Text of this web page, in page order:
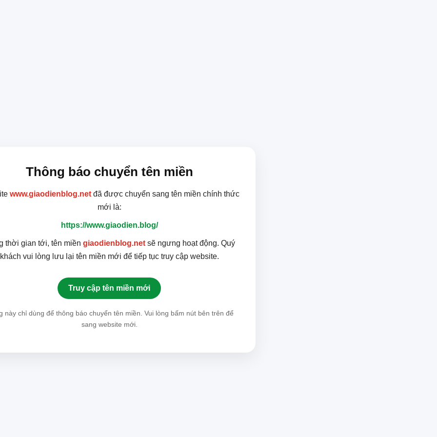
Thông báo chuyển tên miền
www.giaodienblog.netđã được chuyển sang tên miền chính thức
mới là:
https://www.giaodien.blog/
thời gian tới, tên miền giaodienblog.net sẽ ngưng hoạt động. Quý
khách vui lòng lưu lại tên miền mới để tiếp tục truy cập website.
Truy cập tên miền mới
này chỉ dùng để thông báo chuyển tên miền. Vui lòng bấm nút bên trên để
sang website mới.